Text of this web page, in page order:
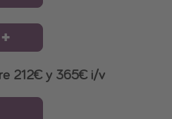
✚
212€ y 365€ i/v